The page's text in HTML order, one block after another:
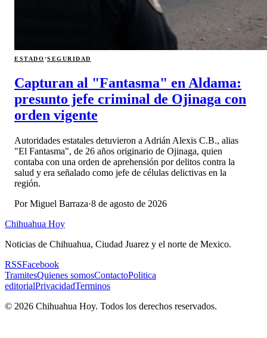
ESTADO·SEGURIDAD
Capturan al "Fantasma" en Aldama:
presunto jefe criminal de Ojinaga con
orden vigente
Autoridades estatales detuvieron a Adrián Alexis C.B., alias
"El Fantasma", de 26 años originario de Ojinaga, quien
contaba con una orden de aprehensión por delitos contra la
salud y era señalado como jefe de células delictivas en la
región.
PorMiguel Barraza·8 de agosto de 2026
Chihuahua Hoy
Noticias de Chihuahua, Ciudad Juarez y el norte de Mexico.
RSSFacebook
TramitesQuienes somosContactoPolitica
editorialPrivacidadTerminos
© 2026 Chihuahua Hoy. Todos los derechos reservados.